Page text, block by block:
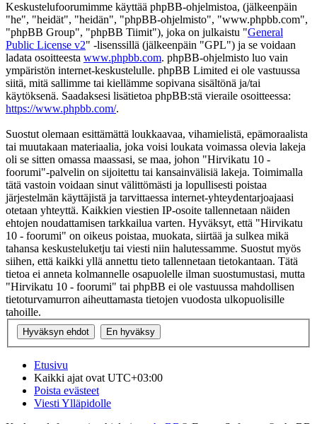
Keskustelufoorumimme käyttää phpBB-ohjelmistoa, (jälkeenpäin
"he", "heidät", "heidän", "phpBB-ohjelmisto", "www.phpbb.com",
"phpBB Group", "phpBB Tiimit"), joka on julkaistu "General
Public License v2" -lisenssillä (jälkeenpäin "GPL") ja se voidaan
ladata osoitteesta www.phpbb.com. phpBB-ohjelmisto luo vain
ympäristön internet-keskustelulle. phpBB Limited ei ole vastuussa
siitä, mitä sallimme tai kiellämme sopivana sisältönä ja/tai
käytöksenä. Saadaksesi lisätietoa phpBB:stä vieraile osoitteessa:
https://www.phpbb.com/.
Suostut olemaan esittämättä loukkaavaa, vihamielistä, epämoraalista
tai muutakaan materiaalia, joka voisi loukata voimassa olevia lakeja
oli se sitten omassa maassasi, se maa, johon "Hirvikatu 10 -
foorumi"-palvelin on sijoitettu tai kansainvälisiä lakeja. Toimimalla
tätä vastoin voidaan sinut välittömästi ja lopullisesti poistaa
järjestelmän käyttäjistä ja tarvittaessa internet-yhteydentarjoajaasi
otetaan yhteyttä. Kaikkien viestien IP-osoite tallennetaan näiden
ehtojen noudattamisen tarkkailua varten. Hyväksyt, että "Hirvikatu
10 - foorumi" on oikeus poistaa, muokata, siirtää ja sulkea mikä
tahansa keskusteluketju tai viesti niin halutessamme. Suostut myös
siihen, että kaikki yllä annettu tieto tallennetaan tietokantaan. Tätä
tietoa ei anneta kolmannelle osapuolelle ilman suostumustasi, mutta
"Hirvikatu 10 - foorumi" tai phpBB ei ole vastuussa mahdollisen
tietoturvamurron aiheuttamasta tietojen vuodosta ulkopuolisille
tahoille.
Etusivu
Kaikki ajat ovat UTC+03:00
Poista evästeet
Viesti Ylläpidolle